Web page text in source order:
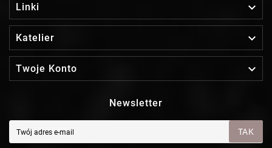
Linki 
Katelier 
Twoje Konto 
Newsletter
TAK